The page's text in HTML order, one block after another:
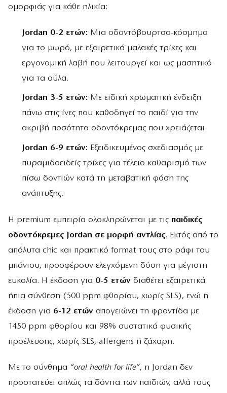
ομορφιάς για κάθε ηλικία:
Jordan 0-2 ετών: Μια οδοντόβουρτσα-κόσμημα
για το μωρό, με εξαιρετικά μαλακές τρίχες και
εργονομική λαβή που λειτουργεί και ως μασητικό
για τα ούλα.
Jordan 3-5 ετών: Με ειδική χρωματική ένδειξη
πάνω στις ίνες που καθοδηγεί το παιδί για την
ακριβή ποσότητα οδοντόκρεμας που χρειάζεται.
Jordan 6-9 ετών: Εξειδικευμένος σχεδιασμός με
πυραμιδοειδείς τρίχες για τέλειο καθαρισμό των
πίσω δοντιών κατά τη μεταβατική φάση της
ανάπτυξης.
Η premium εμπειρία ολοκληρώνεται με τις παιδικές
οδοντόκρεμες Jordan σε μορφή αντλίας. Εκτός από το
απόλυτα chic και πρακτικό format τους στο ράφι του
μπάνιου, προσφέρουν ελεγχόμενη δόση για μέγιστη
ευκολία. Η έκδοση για 0-5 ετών διαθέτει εξαιρετικά
ήπια σύνθεση (500 ppm φθορίου, χωρίς SLS), ενώ η
έκδοση για 6-12 ετών απογειώνει τη φροντίδα με
1450 ppm φθορίου και 98% συστατικά φυσικής
προέλευσης, χωρίς SLS, allergens ή ζάχαρη.
Με το σύνθημα “oral health for life”, η Jordan δεν
προστατεύει απλώς τα δόντια των παιδιών, αλλά τους